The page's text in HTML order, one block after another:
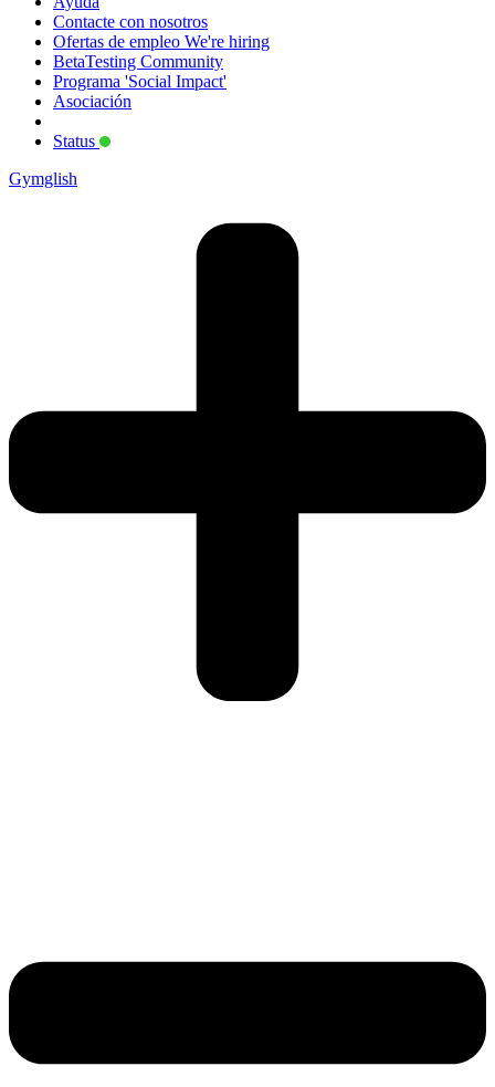
Contacte con nosotros
Ofertas de empleo We're hiring
BetaTesting Community
Programa 'Social Impact'
Asociación
Status
Gymglish